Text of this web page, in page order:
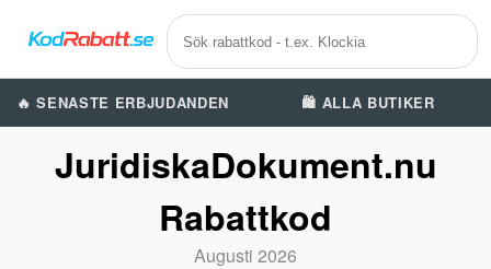
🔥 SENASTE ERBJUDANDEN 🛍️ ALLA BUTIKER
JuridiskaDokument.nu
Rabattkod
Augusti 2026